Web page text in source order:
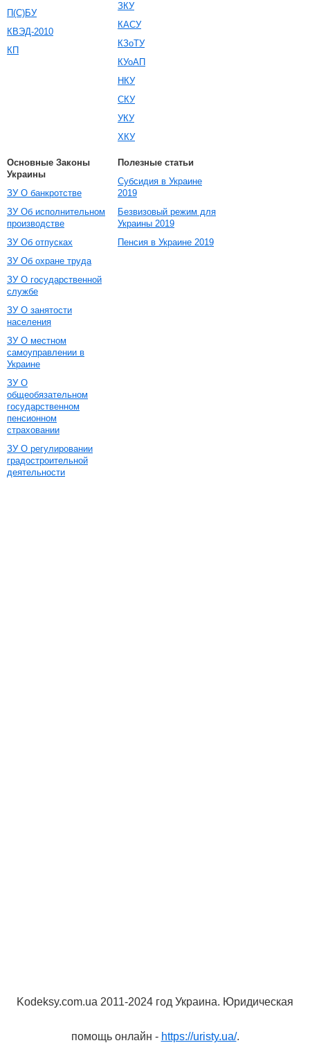
П(С)БУ
КВЭД-2010
КП
ЗКУ
КАСУ
КЗоТУ
КУоАП
НКУ
СКУ
УКУ
ХКУ
Основные Законы
Украины
ЗУ О банкротстве
ЗУ Об исполнительном
производстве
ЗУ Об отпусках
ЗУ Об охране труда
ЗУ О государственной
службе
ЗУ О занятости
населения
ЗУ О местном
самоуправлении в
Украине
ЗУ О
общеобязательном
государственном
пенсионном
страховании
ЗУ О регулировании
градостроительной
деятельности
Полезные статьи
Субсидия в Украине
2019
Безвизовый режим для
Украины 2019
Пенсия в Украине 2019
Kodeksy.com.ua 2011-2024 год Украина. Юридическая
помощь онлайн - https://uristy.ua/.